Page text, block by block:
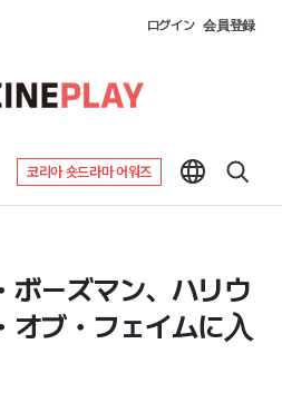
ログイン 会員登録
코리아 숏드라마 어워즈
ボーズマン、ハリウ
オブ・フェイムに入